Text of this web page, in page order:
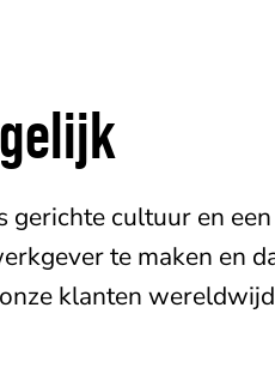
gerichte cultuur en
te maken en
klanten